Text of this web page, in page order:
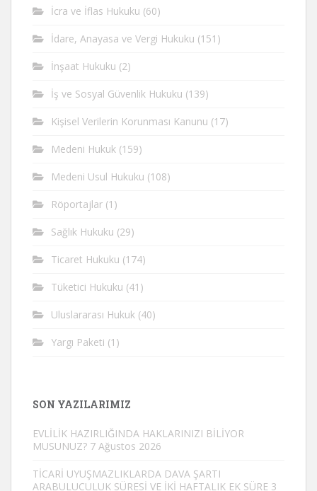
İcra ve İflas Hukuku (60)
İdare, Anayasa ve Vergi Hukuku (151)
İnşaat Hukuku (2)
İş ve Sosyal Güvenlik Hukuku (139)
Kişisel Verilerin Korunması Kanunu (17)
Medeni Hukuk (159)
Medeni Usul Hukuku (108)
Röportajlar (1)
Sağlık Hukuku (29)
Ticaret Hukuku (174)
Tüketici Hukuku (41)
Uluslararası Hukuk (40)
Yargı Paketi (1)
SON YAZILARIMIZ
EVLİLİK HAZIRLIĞINDA HAKLARINIZI BİLİYOR
MUSUNUZ? 7 Ağustos 2026
TİCARİ UYUŞMAZLIKLARDA DAVA ŞARTI
ARABULUCULUK SÜRESİ VE İKİ HAFTALIK EK SÜRE 3